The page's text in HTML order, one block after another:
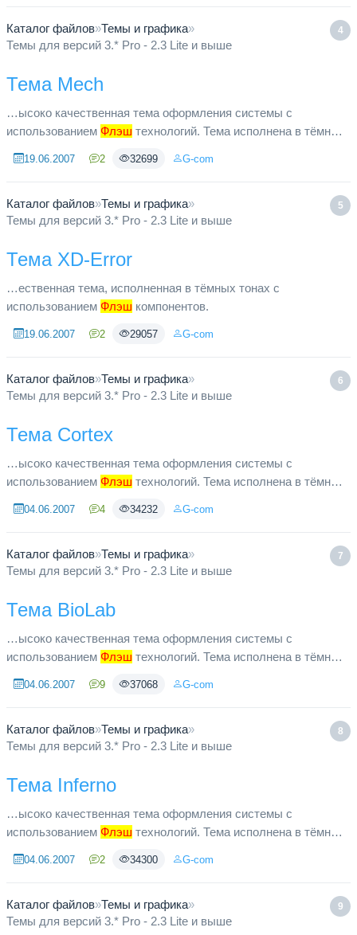
4
Каталог файлов»Темы и графика»
Темы для версий 3.* Pro - 2.3 Lite и выше
Тема Mech
…ысоко качественная тема оформления системы с
использованием Флэш технологий. Тема исполнена в тёмных
19.06.2007 2 32699 G-com
5
Каталог файлов»Темы и графика»
Темы для версий 3.* Pro - 2.3 Lite и выше
Тема XD-Error
…ественная тема, исполненная в тёмных тонах с
использованием Флэш компонентов.
19.06.2007 2 29057 G-com
6
Каталог файлов»Темы и графика»
Темы для версий 3.* Pro - 2.3 Lite и выше
Тема Cortex
…ысоко качественная тема оформления системы с
использованием Флэш технологий. Тема исполнена в тёмных
04.06.2007 4 34232 G-com
7
Каталог файлов»Темы и графика»
Темы для версий 3.* Pro - 2.3 Lite и выше
Тема BioLab
…ысоко качественная тема оформления системы с
использованием Флэш технологий. Тема исполнена в тёмных
04.06.2007 9 37068 G-com
8
Каталог файлов»Темы и графика»
Темы для версий 3.* Pro - 2.3 Lite и выше
Тема Inferno
…ысоко качественная тема оформления системы с
использованием Флэш технологий. Тема исполнена в тёмных
04.06.2007 2 34300 G-com
9
Каталог файлов»Темы и графика»
Темы для версий 3.* Pro - 2.3 Lite и выше